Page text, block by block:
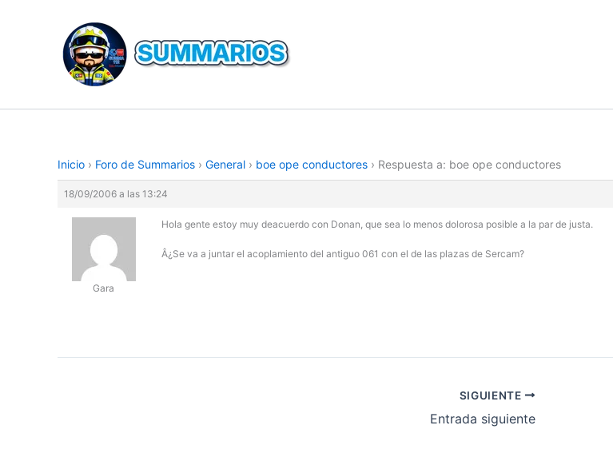
contenido
Inicio › Foro de Summarios › General › boe ope conductores › Respuesta a: boe ope conductores
18/09/2006 a las 13:24
Gara
Hola gente estoy muy deacuerdo con Donan, que sea lo menos dolorosa posible a la par de justa.
Â¿Se va a juntar el acoplamiento del antiguo 061 con el de las plazas de Sercam?
SIGUIENTE
Entrada siguiente